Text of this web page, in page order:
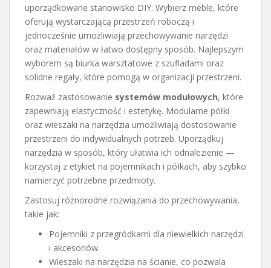
uporządkowane stanowisko DIY. Wybierz meble, które
oferują wystarczającą przestrzeń roboczą i
jednocześnie umożliwiają przechowywanie narzędzi
oraz materiałów w łatwo dostępny sposób. Najlepszym
wyborem są biurka warsztatowe z szufladami oraz
solidne regały, które pomogą w organizacji przestrzeni.
Rozważ zastosowanie systemów modułowych, które
zapewniają elastyczność i estetykę. Modularne półki
oraz wieszaki na narzędzia umożliwiają dostosowanie
przestrzeni do indywidualnych potrzeb. Uporządkuj
narzędzia w sposób, który ułatwia ich odnalezienie —
korzystaj z etykiet na pojemnikach i półkach, aby szybko
namierzyć potrzebne przedmioty.
Zastosuj różnorodne rozwiązania do przechowywania,
takie jak:
Pojemniki z przegródkami dla niewielkich narzędzi
i akcesoriów.
Wieszaki na narzędzia na ścianie, co pozwala